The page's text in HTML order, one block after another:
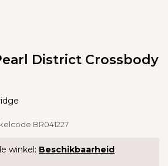
District Crossbody
BR041227
winkel: Beschikbaarheid